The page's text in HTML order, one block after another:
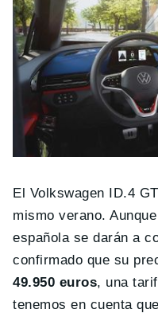
El Volkswagen ID.4
mismo verano.
española se darán a
confirmado que su
49.950 euros, una
tenemos en cuenta